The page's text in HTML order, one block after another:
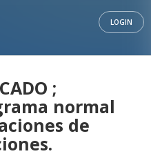
LOGIN
;
normal
de